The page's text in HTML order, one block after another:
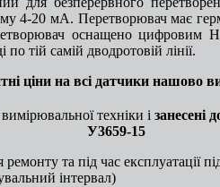
4-20 мА. Перетворювач має
оснащено
тій самій дводротовій лінії.
ціни на всі датчики нашово
техніки i занесені
У3659-15
та під час експлуатації
інтервал)